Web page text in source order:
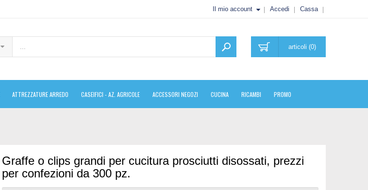
Cassa
Accedi
Il mio account
articoli (0)
ATTREZZATURE ARREDO CASEIFICI - AZ. AGRICOLE ACCESSORI NEGOZI CUCINA RICAMBI PROMO
Graffe o clips grandi per cucitura prosciutti disossati, prezzi
per confezioni da 300 pz.